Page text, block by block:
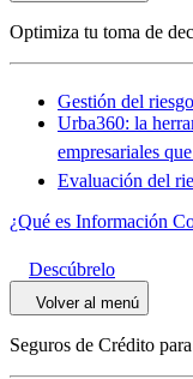
Optimiza tu toma de
Gestión del
Urba360: la
empresariales
Evaluación del
¿Qué es Información
Descúbrelo
Volver al menú
Seguros de Crédito